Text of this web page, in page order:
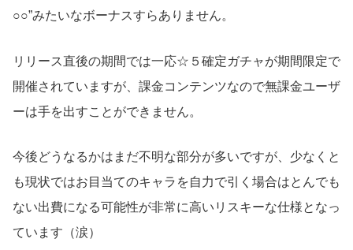
○○”みたいなボーナスすらありません。
リリース直後の期間では一応☆５確定ガチャが期間限定で
開催されていますが、課金コンテンツなので無課金ユーザ
ーは手を出すことができません。
今後どうなるかはまだ不明な部分が多いですが、少なくと
も現状ではお目当てのキャラを自力で引く場合はとんでも
ない出費になる可能性が非常に高いリスキーな仕様となっ
ています（涙）